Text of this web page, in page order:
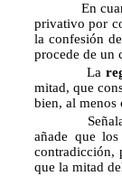
En
privativo por
la confesión
procede de un
La
mitad, que
bien, al
Señala
añade que
contradicción,
que la mitad